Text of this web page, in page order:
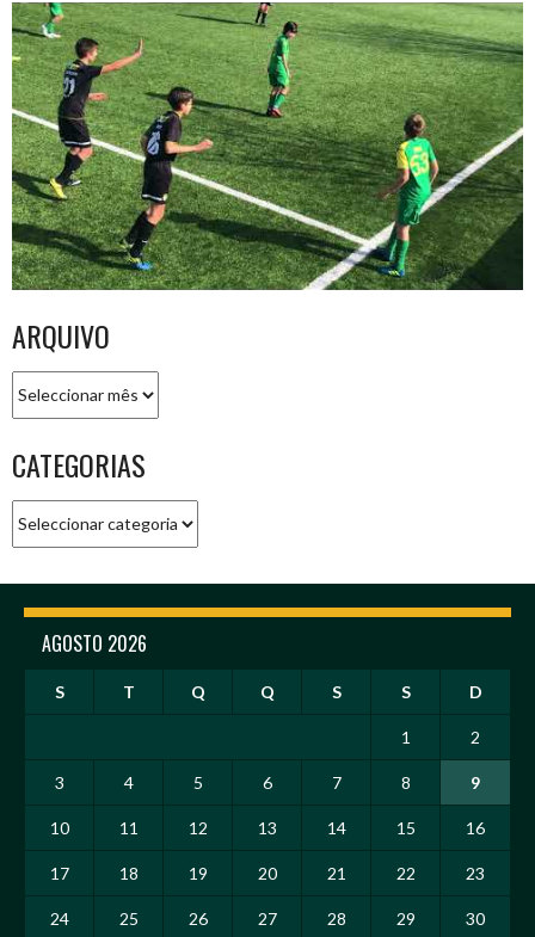
ARQUIVO
CATEGORIAS
AGOSTO 2026
S T Q Q S S D
1 2
3 4 5 6 7 8 9
10 11 12 13 14 15 16
17 18 19 20 21 22 23
24 25 26 27 28 29 30